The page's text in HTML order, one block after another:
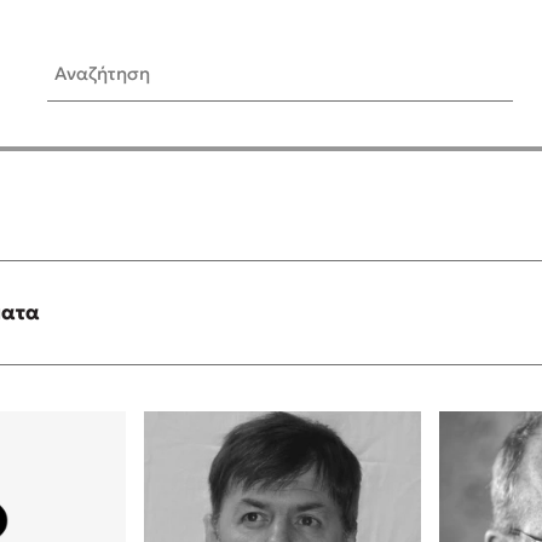
Αναζήτηση
είναι «το πρόβλημα»
αγνοείς
Τι είναι η
Δανάη Δεληγεώργη
Συγχαρητήρια, Πέθανες!